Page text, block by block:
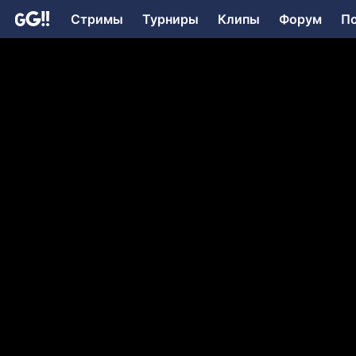
Стримы Турниры Клипы Форум